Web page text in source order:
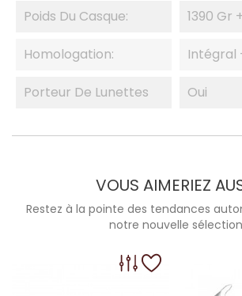
Poids Du Casque: 1390 Gr
Homologation: Intégral
Porteur De Lunettes Oui
VOUS AIMERIEZ
Restez à la pointe des tendances
notre nouvelle